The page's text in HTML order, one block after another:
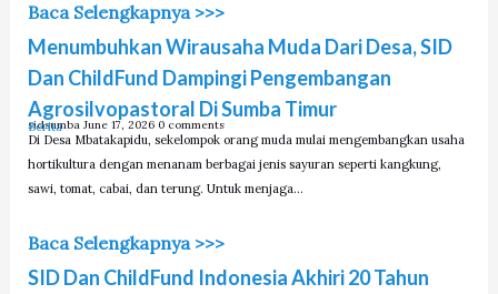
Baca Selengkapnya >>>
Menumbuhkan Wirausaha Muda Dari Desa, SID
Dan ChildFund Dampingi Pengembangan
Agrosilvopastoral Di Sumba Timur
sidsumba June 17, 2026 0 comments
Berita
Di Desa Mbatakapidu, sekelompok orang muda mulai mengembangkan usaha
hortikultura dengan menanam berbagai jenis sayuran seperti kangkung,
sawi, tomat, cabai, dan terung. Untuk menjaga…
Baca Selengkapnya >>>
SID Dan ChildFund Indonesia Akhiri 20 Tahun